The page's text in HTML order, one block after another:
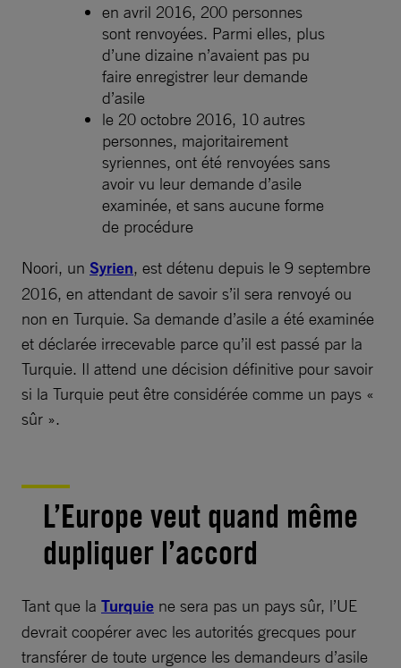
en avril 2016, 200 personnes
sont renvoyées. Parmi elles, plus
d’une dizaine n’avaient pas pu
faire enregistrer leur demande
d’asile
le 20 octobre 2016, 10 autres
personnes, majoritairement
syriennes, ont été renvoyées sans
avoir vu leur demande d’asile
examinée, et sans aucune forme
de procédure
Noori, un Syrien, est détenu depuis le 9 septembre
2016, en attendant de savoir s’il sera renvoyé ou
non en Turquie. Sa demande d’asile a été examinée
et déclarée irrecevable parce qu’il est passé par la
Turquie. Il attend une décision définitive pour savoir
si la Turquie peut être considérée comme un pays «
sûr ».
L’Europe veut quand même
dupliquer l’accord
Tant que la Turquie ne sera pas un pays sûr, l’UE
devrait coopérer avec les autorités grecques pour
transférer de toute urgence les demandeurs d’asile